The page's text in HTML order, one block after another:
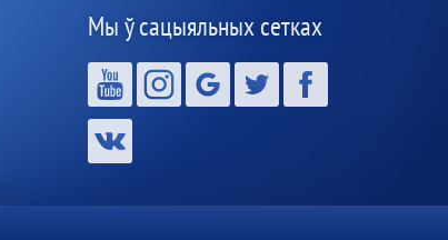
Мы ў сацыяльных сетках